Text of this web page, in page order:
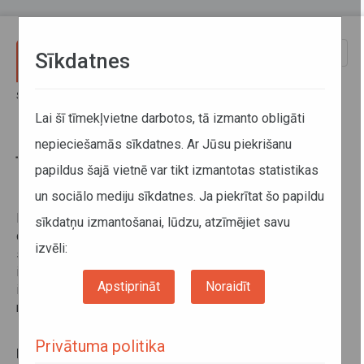
Sākums
Īslaicīgu (svētku) izmaiņu
priekšlikums
Pārvadātājs var ierosināt pasūtītājam – Autotransporta
direkcijai -, ņemot vērā īpašus apstākļus (piemēram,
svētku dienas, pasažieru plūsma, laikapstākļi, autoceļa,
ielas vai sliežu ceļa remonts), paredzēt īslaicīgas
izmaiņas sabiedriskā transporta pakalpojumu sniegšanas
nosacījumos, neveicot izmaiņas maršrutu tīklā.
Normatīvie akti
Sīkdatnes
Lai šī tīmekļvietne darbotos, tā izmanto obligāti
nepieciešamās sīkdatnes. Ar Jūsu piekrišanu
papildus šajā vietnē var tikt izmantotas statistikas
un sociālo mediju sīkdatnes. Ja piekrītat šo papildu
sīkdatņu izmantošanai, lūdzu, atzīmējiet savu
izvēli:
Apstiprināt Noraidīt
Privātuma politika